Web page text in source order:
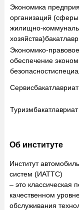
Экономика
организаций (сферы
жилищно-
хозяйства)
Экономико-правовое
обеспечение
безопасности
Сервисбакатлавриат
Туризмбакатлавриат
Об институте
Институт
систем (ИАТТС)
– это классическая
качественном
обслуживания